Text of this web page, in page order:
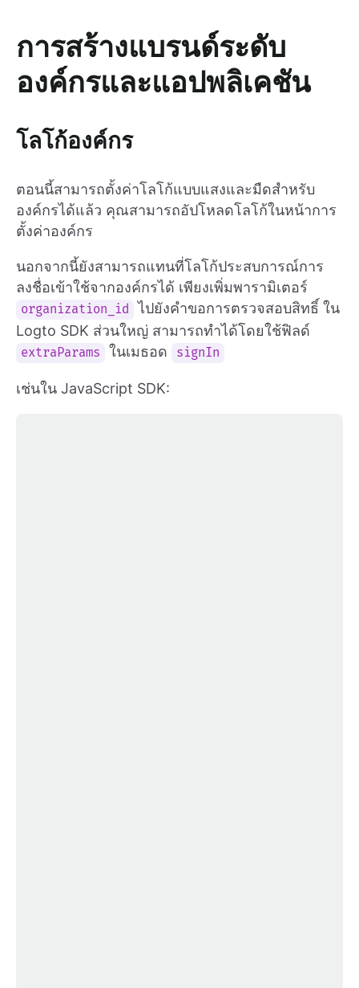
การสร้างแบรนด์ระดับ
องค์กรและแอปพลิเคชัน
โลโก้องค์กร
ตอนนี้สามารถตั้งค่าโลโก้แบบแสงและมืดสำหรับ
องค์กรได้แล้ว คุณสามารถอัปโหลดโลโก้ในหน้าการ
ตั้งค่าองค์กร
นอกจากนี้ยังสามารถแทนที่โลโก้ประสบการณ์การ
ลงชื่อเข้าใช้จากองค์กรได้ เพียงเพิ่มพารามิเตอร์
organization_id ไปยังคำขอการตรวจสอบสิทธิ์ ใน
Logto SDK ส่วนใหญ่ สามารถทำได้โดยใช้ฟิลด์
extraParams ในเมธอด signIn
เช่นใน JavaScript SDK: